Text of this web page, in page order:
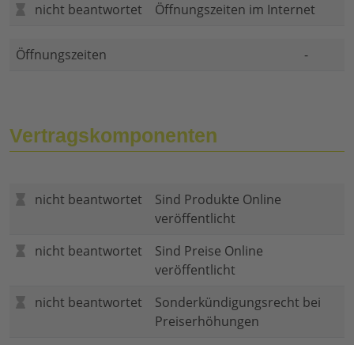
nicht beantwortet
Öffnungszeiten im Internet
Öffnungszeiten -
Vertragskomponenten
nicht beantwortet
Sind Produkte Online
veröffentlicht
nicht beantwortet
Sind Preise Online
veröffentlicht
nicht beantwortet
Sonderkündigungsrecht bei
Preiserhöhungen